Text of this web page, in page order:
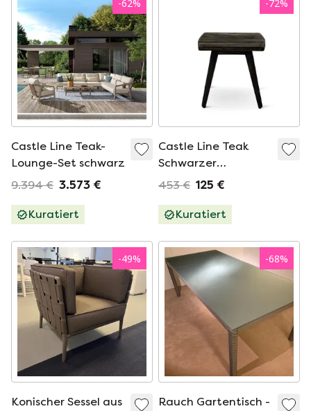
-62%
Castle Line Teak-
Lounge-Set schwarz
9.394 € 3.573 €
Kuratiert
-72%
Castle Line Teak
Schwarzer
Beistelltisch
453 € 125 €
Kuratiert
-49%
Konischer Sessel aus
-68%
Rauch Gartentisch -